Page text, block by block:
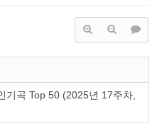
기곡 Top 50 (2025년 17주차,